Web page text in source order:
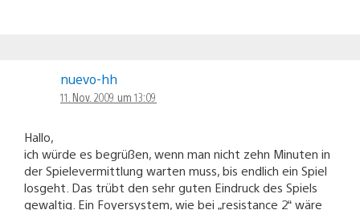
nuevo-hh
11. Nov. 2009 um 13:09
Hallo,
ich würde es begrüßen, wenn man nicht zehn Minuten in
der Spielevermittlung warten muss, bis endlich ein Spiel
losgeht. Das trübt den sehr guten Eindruck des Spiels
gewaltig. Ein Foyersystem, wie bei „resistance 2“ wäre